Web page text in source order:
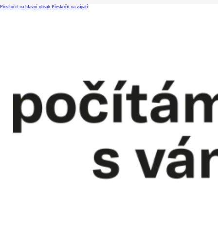
Přeskočit na hlavní obsah Přeskočit na zápatí